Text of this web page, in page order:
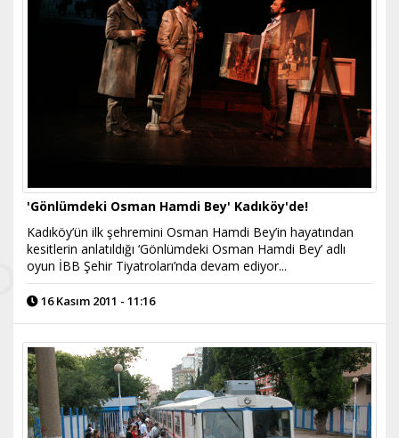
'Gönlümdeki Osman Hamdi Bey' Kadıköy'de!
Kadıköy’ün ilk şehremini Osman Hamdi Bey’in hayatından
kesitlerin anlatıldığı ‘Gönlümdeki Osman Hamdi Bey’ adlı
oyun İBB Şehir Tiyatroları’nda devam ediyor...
16 Kasım 2011 - 11:16